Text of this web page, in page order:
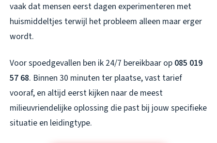
vaak dat mensen eerst dagen experimenteren met
huismiddeltjes terwijl het probleem alleen maar erger
wordt.
Voor spoedgevallen ben ik 24/7 bereikbaar op 085 019
57 68. Binnen 30 minuten ter plaatse, vast tarief
vooraf, en altijd eerst kijken naar de meest
milieuvriendelijke oplossing die past bij jouw specifieke
situatie en leidingtype.